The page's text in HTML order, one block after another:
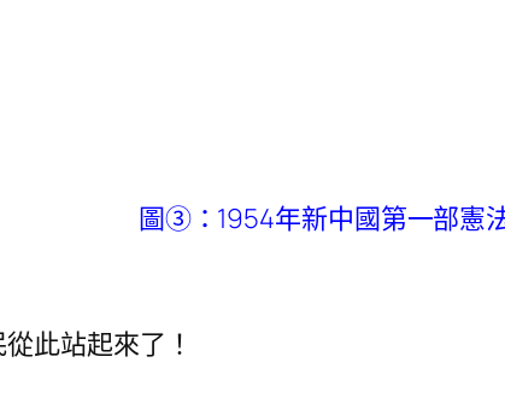
圖③：1954年新中國第一部憲
此站起來了！